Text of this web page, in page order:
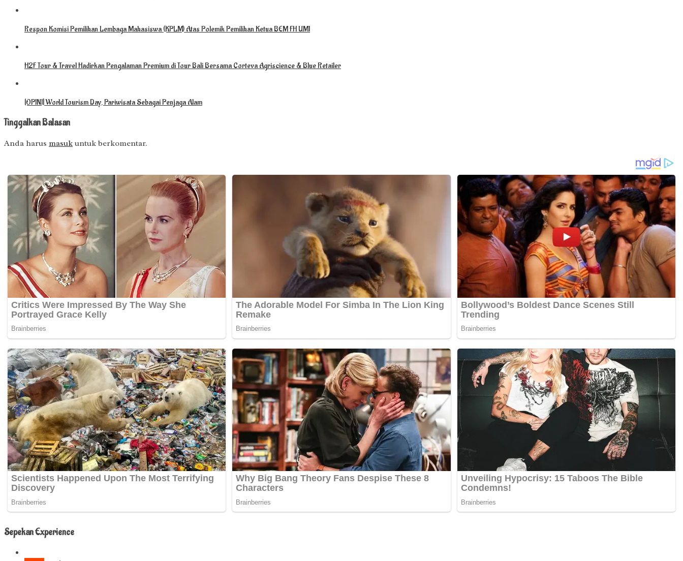
Respon Komisi Pemilihan Lembaga Mahasiswa (KPLM) Atas Polemik Pemilihan Ketua BEM FH UMI
H2F Tour & Travel Hadirkan Pengalaman Premium di Tour Bali Bersama Corteva Agriscience & Blue Retailer
[OPINI] World Tourism Day, Pariwisata Sebagai Penjaga Alam
Tinggalkan Balasan
Anda harus masuk untuk berkomentar.
Sepekan Experience